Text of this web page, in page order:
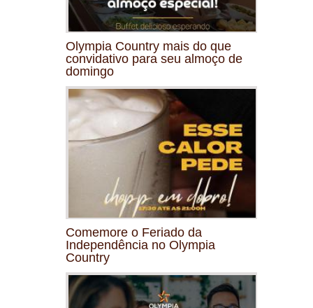
Olympia Country mais do que
convidativo para seu almoço de
domingo
Comemore o Feriado da
Independência no Olympia
Country